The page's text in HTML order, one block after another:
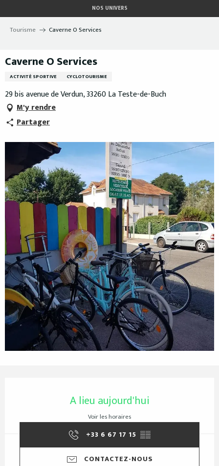
au
contenu
NOS UNIVERS
Tourisme Caverne O Services
Caverne O Services
ACTIVITÉ SPORTIVE CYCLOTOURISME
29 bis avenue de Verdun, 33260 La Teste-de-Buch
M'y rendre
Partager
A lieu aujourd'hui
Voir les horaires
+33 6 67 17 15 ▒▒
CONTACTEZ-NOUS